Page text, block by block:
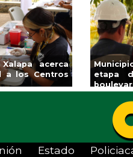
acerca
a los Centros
etapa
Estado